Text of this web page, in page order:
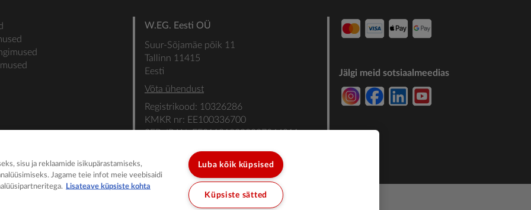
W.EG. Eesti OÜ
Suur-Sõjamäe põik 11
Tallinn 11415
Eesti
Võta ühendust
Registrikood: 10326286
KMKR nr: EE100336700
SEB: IBAN: EE311010220007244011
Jälgi meid sotsiaalmeedias
sisu ja reklaamide isikupärastamiseks,
Jagame teie infot meie veebisaidi
Lisateave küpsiste kohta
Luba kõik küpsised
Küpsiste sätted